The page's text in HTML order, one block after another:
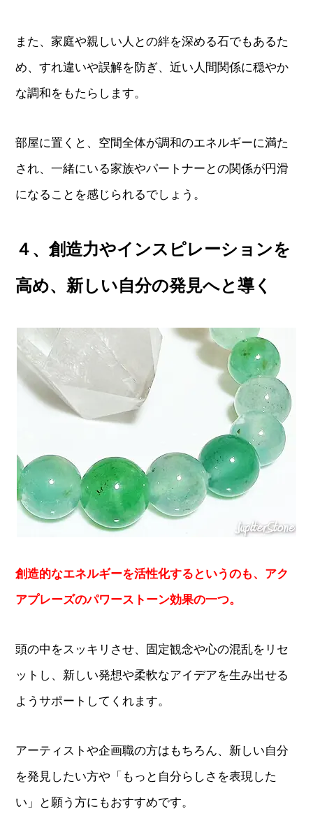
また、家庭や親しい人との絆を深める石でもあるた
め、すれ違いや誤解を防ぎ、近い人間関係に穏やか
な調和をもたらします。
部屋に置くと、空間全体が調和のエネルギーに満た
され、一緒にいる家族やパートナーとの関係が円滑
になることを感じられるでしょう。
４、創造力やインスピレーションを
高め、新しい自分の発見へと導く
創造的なエネルギーを活性化するというのも、アク
アプレーズのパワーストーン効果の一つ。
頭の中をスッキリさせ、固定観念や心の混乱をリセ
ットし、新しい発想や柔軟なアイデアを生み出せる
ようサポートしてくれます。
アーティストや企画職の方はもちろん、新しい自分
を発見したい方や「もっと自分らしさを表現した
い」と願う方にもおすすめです。